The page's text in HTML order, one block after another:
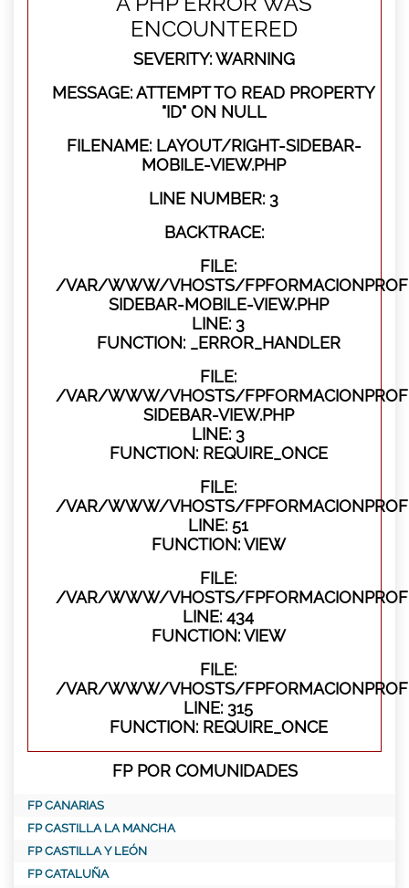
ENCOUNTERED
SEVERITY: WARNING
MESSAGE: ATTEMPT TO READ PROPERTY
"ID" ON NULL
FILENAME: LAYOUT/RIGHT-SIDEBAR-
MOBILE-VIEW.PHP
LINE NUMBER: 3
BACKTRACE:
FILE:
/VAR/WWW/VHOSTS/
SIDEBAR-MOBILE-VIEW.PHP
LINE: 3
FUNCTION: _ERROR_HANDLER
FILE:
/VAR/WWW/VHOSTS/
SIDEBAR-VIEW.PHP
LINE: 3
FUNCTION: REQUIRE_ONCE
FILE:
/VAR/WWW/VHOSTS/
LINE: 51
FUNCTION: VIEW
FILE:
/VAR/WWW/VHOSTS/
LINE: 434
FUNCTION: VIEW
FILE:
/VAR/WWW/VHOSTS/
LINE: 315
FUNCTION: REQUIRE_ONCE
FP POR COMUNIDADES
FP CANARIAS
FP CASTILLA LA MANCHA
FP CASTILLA Y LEÓN
FP CATALUÑA